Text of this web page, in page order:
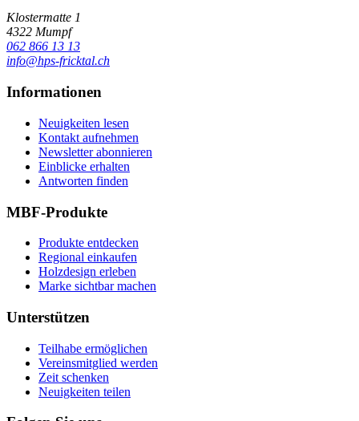
Klostermatte 1
4322 Mumpf
062 866 13 13
info@hps-fricktal.ch
Informationen
Neuigkeiten lesen
Kontakt aufnehmen
Newsletter abonnieren
Einblicke erhalten
Antworten finden
MBF-Produkte
Produkte entdecken
Regional einkaufen
Holzdesign erleben
Marke sichtbar machen
Unterstützen
Teilhabe ermöglichen
Vereinsmitglied werden
Zeit schenken
Neuigkeiten teilen